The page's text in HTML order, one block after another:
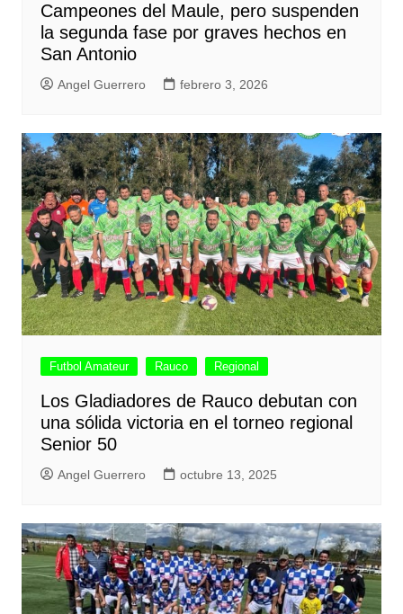
Campeones del Maule, pero suspenden
la segunda fase por graves hechos en
San Antonio
Angel Guerrero febrero 3, 2026
Futbol Amateur Rauco Regional
Los Gladiadores de Rauco debutan con
una sólida victoria en el torneo regional
Senior 50
Angel Guerrero octubre 13, 2025